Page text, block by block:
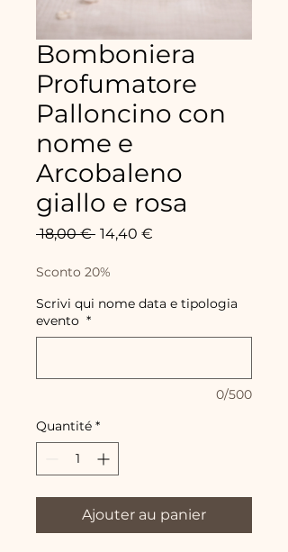
Bomboniera
Profumatore
Palloncino con
nome e
Arcobaleno
giallo e rosa
18,00 € Prix
14,40 €
Sconto 20%
Scrivi qui nome data e tipologia
evento *
0/500
Quantité *
Ajouter au panier